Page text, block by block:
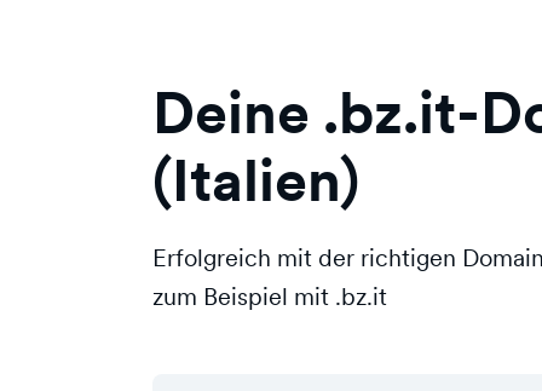
Deine .bz.it-
(Italien)
Erfolgreich mit der richtigen
zum Beispiel mit .bz.it